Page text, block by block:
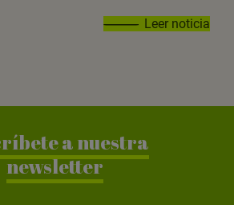
Leer noticia
a nuestra
newsletter